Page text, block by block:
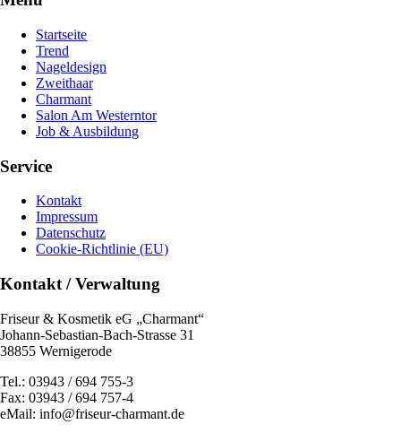
Startseite
Trend
Nageldesign
Zweithaar
Charmant
Salon Am Westerntor
Job & Ausbildung
Service
Kontakt
Impressum
Datenschutz
Cookie-Richtlinie (EU)
Kontakt / Verwaltung
Friseur & Kosmetik eG „Charmant“
Johann-Sebastian-Bach-Strasse 31
38855 Wernigerode
Tel.: 03943 / 694 755-3
Fax: 03943 / 694 757-4
eMail: info@friseur-charmant.de